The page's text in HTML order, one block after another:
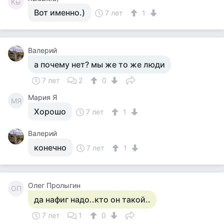
Кы
Вот именно.) 7 лет 1
Валерий
а почему нет? мы же то же люди
7 лет 2 0
МЯ Мария Я
Хорошо 7 лет 1
Валерий
конечно 7 лет 1
ОП Олег Пролыгин
да нафиг надо..кто он такой..
7 лет 1 0